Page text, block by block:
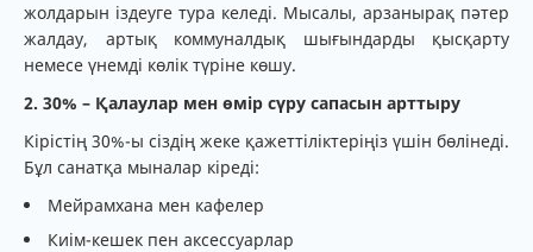
жолдарын іздеуге тура келеді. Мысалы, арзанырақ пәтер
жалдау, артық коммуналдық шығындарды қысқарту
немесе үнемді көлік түріне көшу.
2. 30% – Қалаулар мен өмір сүру сапасын арттыру
Кірістің 30%-ы сіздің жеке қажеттіліктеріңіз үшін бөлінеді.
Бұл санатқа мыналар кіреді:
Мейрамхана мен кафелер
Киім-кешек пен аксессуарлар